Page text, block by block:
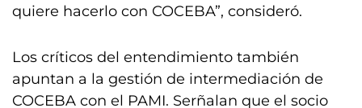
quiere hacerlo con COCEBA”, consideró.
Los críticos del entendimiento también
apuntan a la gestión de intermediación de
COCEBA con el PAMI. Serñalan que el socio